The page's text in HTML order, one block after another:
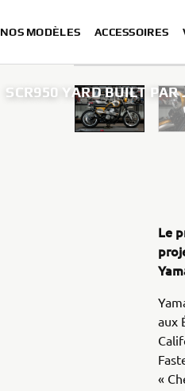
NOS MODÈLES ACCESSOIRES
SCR950 YARD BUILT
Le
aux
«